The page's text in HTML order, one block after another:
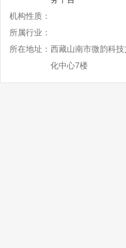
机构性质：
所属行业：
所在地址： 西藏山南市微韵科技
化中心7楼